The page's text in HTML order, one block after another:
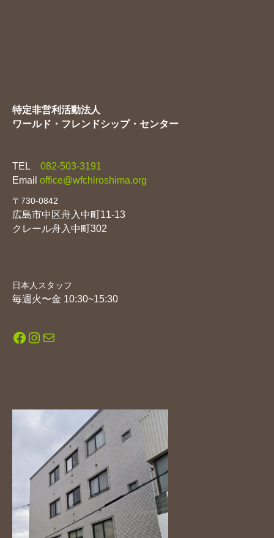
特定非営利活動法人
ワールド・フレンドシップ・センター
TEL
082-503-3191
Email office@wfchiroshima.org
〒730-0842
広島市中区舟入中町11-13
クレール舟入中町302
日本人スタッフ
毎週火〜金 10:30~15:30
Facebook
Instagram
メール